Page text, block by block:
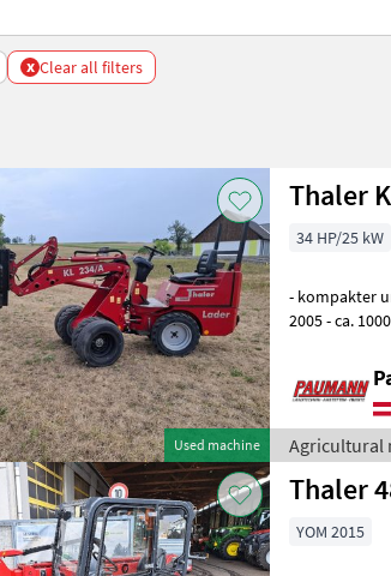
x Clear all filters
Used machine
Thaler
34 HP/25 kW
- kompakter
2005 - ca.
Agricultural
Thaler
YOM 2015